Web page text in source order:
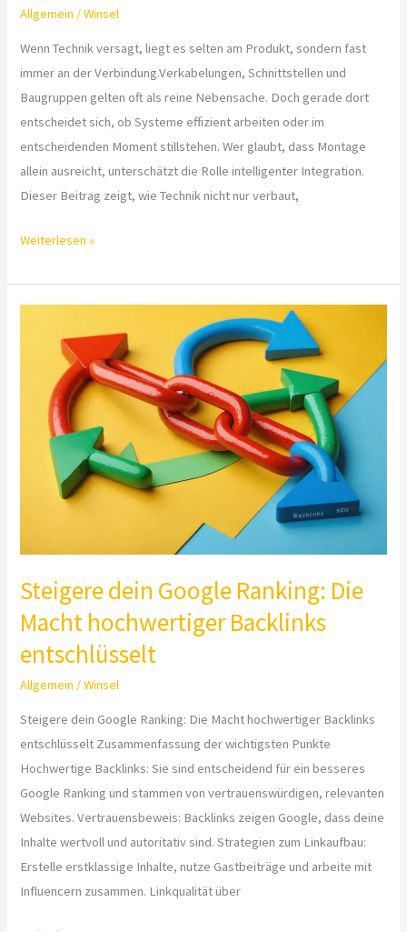
Allgemein /Winsel
Wenn Technik versagt, liegt es selten am Produkt, sondern fast
immer an der Verbindung.Verkabelungen, Schnittstellen und
Baugruppen gelten oft als reine Nebensache. Doch gerade dort
entscheidet sich, ob Systeme effizient arbeiten oder im
entscheidenden Moment stillstehen. Wer glaubt, dass Montage
allein ausreicht, unterschätzt die Rolle intelligenter Integration.
Dieser Beitrag zeigt, wie Technik nicht nur verbaut,
Weiterlesen »
Steigere dein Google Ranking: Die
Macht hochwertiger Backlinks
entschlüsselt
Allgemein /Winsel
Steigere dein Google Ranking: Die Macht hochwertiger Backlinks
entschlüsselt Zusammenfassung der wichtigsten Punkte
Hochwertige Backlinks: Sie sind entscheidend für ein besseres
Google Ranking und stammen von vertrauenswürdigen, relevanten
Websites. Vertrauensbeweis: Backlinks zeigen Google, dass deine
Inhalte wertvoll und autoritativ sind. Strategien zum Linkaufbau:
Erstelle erstklassige Inhalte, nutze Gastbeiträge und arbeite mit
Influencern zusammen. Linkqualität über
Ranking:
Macht
hochwertiger
Backlinks
entschlüsselt